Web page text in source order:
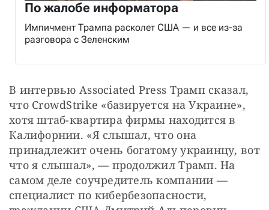
По жалобе информатора
Импичмент Трампа расколет США — и все из-за
разговора с Зеленским
В интервью Associated Press Трамп сказал,
что CrowdStrike «базируется на Украине»,
хотя штаб-квартира фирмы находится в
Калифорнии. «Я слышал, что она
принадлежит очень богатому украинцу, вот
что я слышал», — продолжил Трамп. На
самом деле соучредитель компании —
специалист по кибербезопасности,